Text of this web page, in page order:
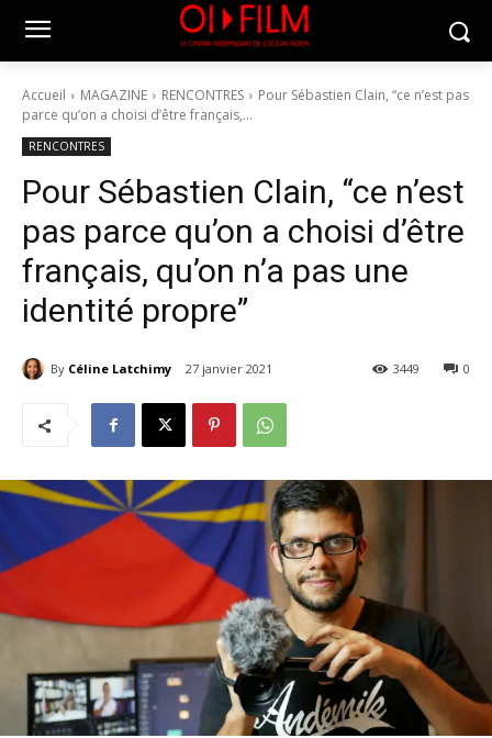
Accueil MAGAZINE RENCONTRES
Pour Sébastien Clain, “ce n’est pas
parce qu’on a choisi d’être français,...
RENCONTRES
Pour Sébastien Clain, “ce n’est
pas parce qu’on a choisi d’être
français, qu’on n’a pas une
identité propre”
By Céline Latchimy 27 janvier 2021 0
3449